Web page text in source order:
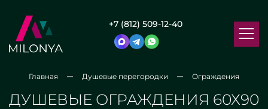
+7 (812) 509-12-40
Главная Душевые перегородки Ограждения
ДУШЕВЫЕ ОГРАЖДЕНИЯ 60Х90